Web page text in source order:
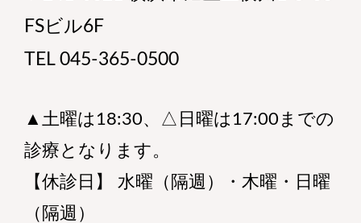
FSビル6F
TEL 045-365-0500
▲土曜は18:30、△日曜は17:00までの
診療となります。
【休診日】 水曜（隔週）・木曜・日曜
（隔週）